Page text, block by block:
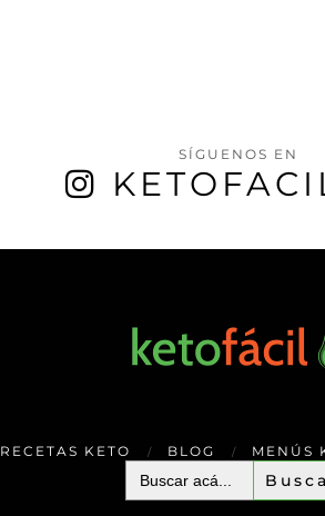
SÍGUENOS EN
RECETAS KETO BLOG MENÚS
Buscar: